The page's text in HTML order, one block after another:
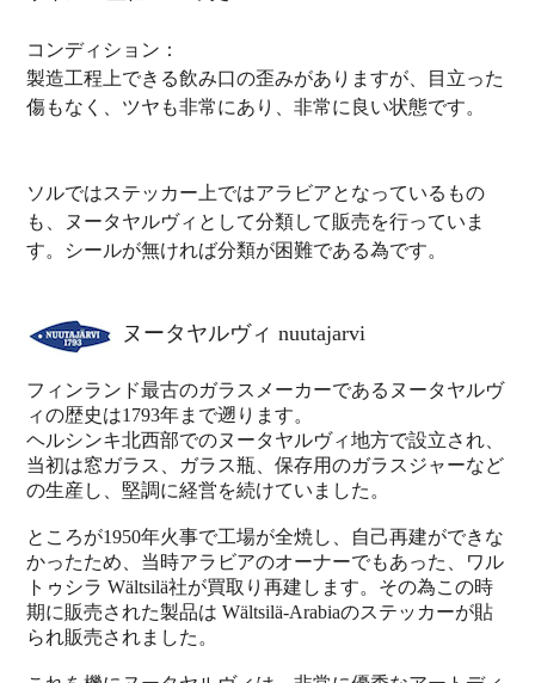
コンディション：
製造工程上できる飲み口の歪みがありますが、目立った
傷もなく、ツヤも非常にあり、非常に良い状態です。
ソルではステッカー上ではアラビアとなっているもの
も、ヌータヤルヴィとして分類して販売を行っていま
す。シールが無ければ分類が困難である為です。
ヌータヤルヴィ nuutajarvi
フィンランド最古のガラスメーカーであるヌータヤルヴ
ィの歴史は1793年まで遡ります。
ヘルシンキ北西部でのヌータヤルヴィ地方で設立され、
当初は窓ガラス、ガラス瓶、保存用のガラスジャーなど
の生産し、堅調に経営を続けていました。
ところが1950年火事で工場が全焼し、自己再建ができな
かったため、当時アラビアのオーナーでもあった、ワル
トゥシラ Wältsilä社が買取り再建します。その為この時
期に販売された製品は Wältsilä-Arabiaのステッカーが貼
られ販売されました。